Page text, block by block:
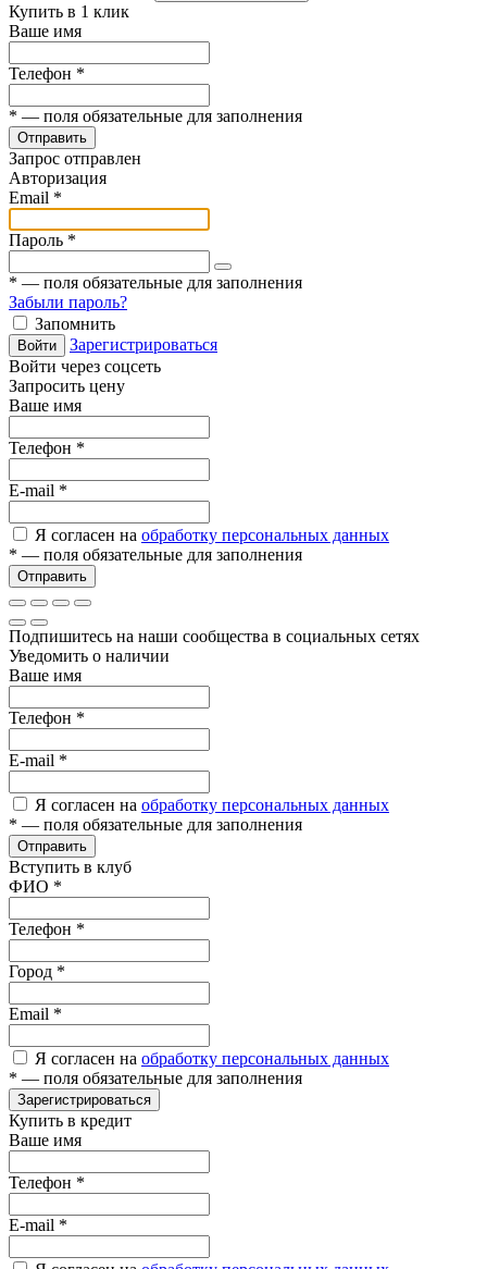
Купить в 1 клик
Ваше имя
Телефон *
* — поля обязательные для заполнения
Отправить
Запрос отправлен
Авторизация
Email *
Пароль *
* — поля обязательные для заполнения
Забыли пароль?
Запомнить
Войти
Зарегистрироваться
Войти через соцсеть
Запросить цену
Ваше имя
Телефон *
E-mail *
Я согласен на обработку персональных данных
* — поля обязательные для заполнения
Отправить
Подпишитесь на наши сообщества в социальных сетях
Уведомить о наличии
Ваше имя
Телефон *
E-mail *
Я согласен на обработку персональных данных
* — поля обязательные для заполнения
Отправить
Вступить в клуб
ФИО *
Телефон *
Город *
Email *
Я согласен на обработку персональных данных
* — поля обязательные для заполнения
Зарегистрироваться
Купить в кредит
Ваше имя
Телефон *
E-mail *